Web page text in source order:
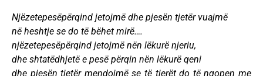
Njëzetepesëpërqind jetojmë dhe pjesën tjetër vuajmë
në heshtje se do të bëhet mirë….
njëzetepesëpërqind jetojmë nën lëkurë njeriu,
dhe shtatëdhjetë e pesë përqin nën lëkurë qeni
dhe pjesën tjetër mendojmë se të tjerët do të ngopen me